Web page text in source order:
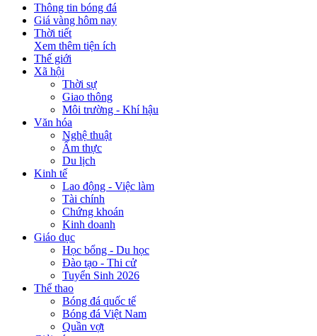
Thông tin bóng đá
Giá vàng hôm nay
Thời tiết
Xem thêm tiện ích
Thế giới
Xã hội
Thời sự
Giao thông
Môi trường - Khí hậu
Văn hóa
Nghệ thuật
Ẩm thực
Du lịch
Kinh tế
Lao động - Việc làm
Tài chính
Chứng khoán
Kinh doanh
Giáo dục
Học bổng - Du học
Đào tạo - Thi cử
Tuyển Sinh 2026
Thể thao
Bóng đá quốc tế
Bóng đá Việt Nam
Quần vợt